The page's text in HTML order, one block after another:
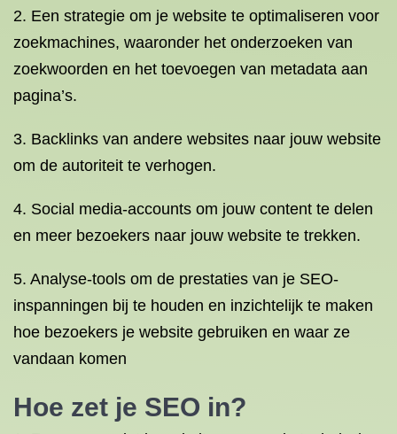
2. Een strategie om je website te optimaliseren voor
zoekmachines, waaronder het onderzoeken van
zoekwoorden en het toevoegen van metadata aan
pagina’s.
3. Backlinks van andere websites naar jouw website
om de autoriteit te verhogen.
4. Social media-accounts om jouw content te delen
en meer bezoekers naar jouw website te trekken.
5. Analyse-tools om de prestaties van je SEO-
inspanningen bij te houden en inzichtelijk te maken
hoe bezoekers je website gebruiken en waar ze
vandaan komen
Hoe zet je SEO in?